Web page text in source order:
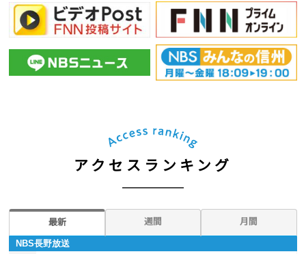
アクセスランキング
最新 週間 月間
NBS長野放送